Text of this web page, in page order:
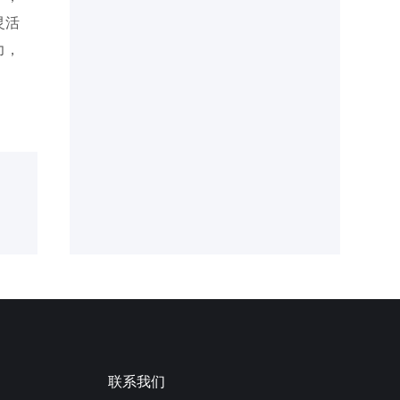
活
联系我们